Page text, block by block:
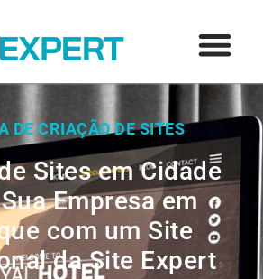
DE CRIAÇÃO DE SITES
Sites em Cidade
Empresa em
com um Site
da Site Expert